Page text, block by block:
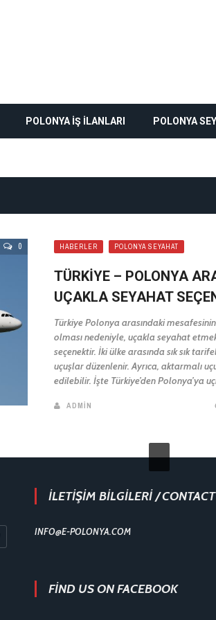
POLONYA İŞ İLANLARI POLONYA
0 HABERLER POLONYA SEYAHAT
TÜRKIYE – POLONYA
UÇAKLA SEYAHAT
Türkiye Polonya arasındaki
olması nedeniyle, uçakla seyahat
seçenektir. İki ülke arasında sık sık
uçuşlar düzenlenir. Ayrıca, aktarmalı
edilebilir. İşte Türkiye’den Polonya’ya
ADMIN
İLETİŞİM BİLGİLERİ /
INFO@E-POLONYA.COM
FIND US ON FACEBOOK